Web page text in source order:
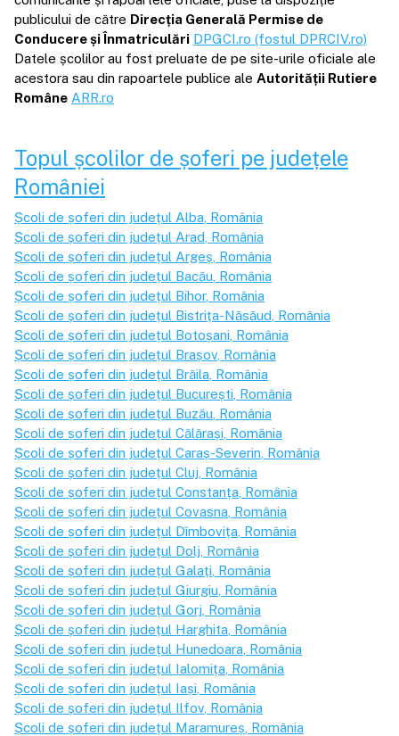
publicului de către Direcția Generală Permise de
Conducere și Înmatriculări DPGCI.ro (fostul DPRCIV.ro)
Datele școlilor au fost preluate de pe site-urile oficiale ale
acestora sau din rapoartele publice ale Autorității Rutiere
Române ARR.ro
Topul școlilor de șoferi pe județele
României
Școli de șoferi din județul Alba , România
Școli de șoferi din județul Arad , România
Școli de șoferi din județul Argeș , România
Școli de șoferi din județul Bacău , România
Școli de șoferi din județul Bihor, România
Școli de șoferi din județul Bistrița-Năsăud , România
Școli de șoferi din județul Botoșani , România
Școli de șoferi din județul Brașov , România
Școli de șoferi din județul Brăila , România
Școli de șoferi din județul București , România
Școli de șoferi din județul Buzău , România
Școli de șoferi din județul Călărași , România
Școli de șoferi din județul Caraș-Severin , România
Școli de șoferi din județul Cluj , România
Școli de șoferi din județul Constanța , România
Școli de șoferi din județul Covasna , România
Școli de șoferi din județul Dîmbovița , România
Școli de șoferi din județul Dolj , România
Școli de șoferi din județul Galați , România
Școli de șoferi din județul Giurgiu , România
Școli de șoferi din județul Gorj , România
Școli de șoferi din județul Harghita , România
Școli de șoferi din județul Hunedoara , România
Școli de șoferi din județul Ialomița , România
Școli de șoferi din județul Iași , România
Școli de șoferi din județul Ilfov , România
Școli de șoferi din județul Maramureș , România